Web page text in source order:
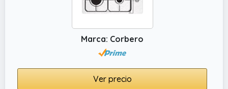
Marca: Corbero
Ver precio